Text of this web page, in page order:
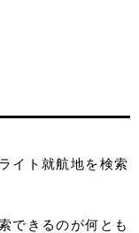
イト就航地を検索
できるのが何とも